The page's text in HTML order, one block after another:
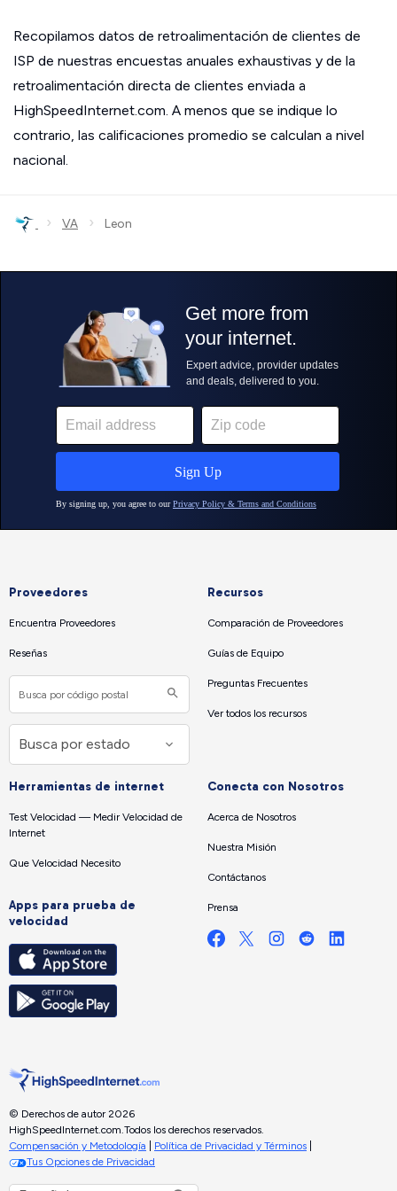
Recopilamos datos de retroalimentación de clientes de
ISP de nuestras encuestas anuales exhaustivas y de la
retroalimentación directa de clientes enviada a
HighSpeedInternet.com. A menos que se indique lo
contrario, las calificaciones promedio se calculan a nivel
nacional.
› VA › Leon
Proveedores
Encuentra Proveedores
Reseñas
Recursos
Comparación de Proveedores
Guías de Equipo
Preguntas Frecuentes
Ver todos los recursos
Herramientas de internet
Test Velocidad — Medir Velocidad de
Internet
Que Velocidad Necesito
Apps para prueba de
velocidad
Conecta con Nosotros
Acerca de Nosotros
Nuestra Misión
Contáctanos
Prensa
© Derechos de autor 2026
HighSpeedInternet.com.Todos los derechos reservados.
Compensación y Metodología
Política de Privacidad y Términos
Tus Opciones de Privacidad